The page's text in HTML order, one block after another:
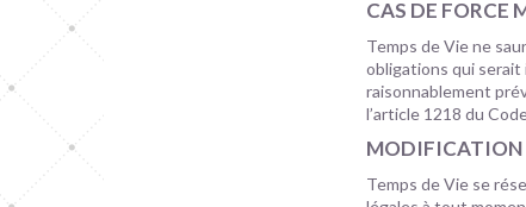
CAS DE FORCE
Temps de Vie ne
obligations qui
raisonnablement
l’article 1218 du
MODIFICATION
Temps de Vie se